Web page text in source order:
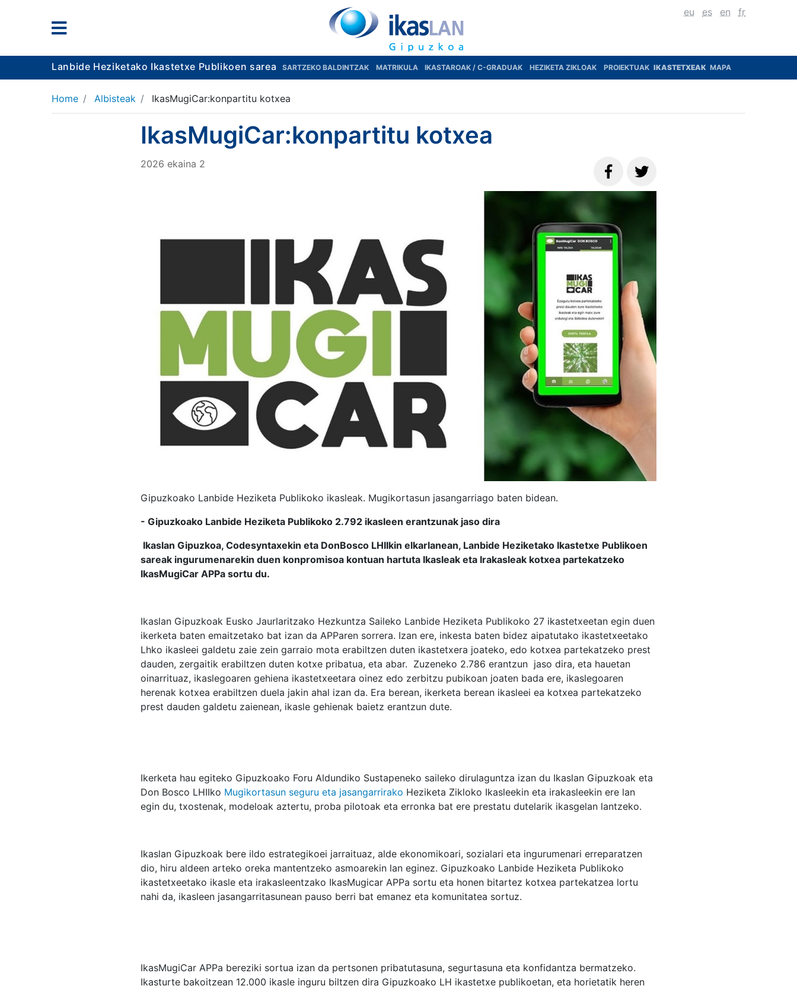
eu es en fr
Lanbide Heziketako Ikastetxe Publikoen sarea SARTZEKO BALDINTZAK MATRIKULA IKASTAROAK / C-GRADUAK HEZIKETA ZIKLOAK PROIEKTUAK IKASTETXEAK MAPA
Home Albisteak IkasMugiCar:konpartitu kotxea
IkasMugiCar:konpartitu kotxea
2026 ekaina 2
Gipuzkoako Lanbide Heziketa Publikoko ikasleak. Mugikortasun jasangarriago baten bidean.
- Gipuzkoako Lanbide Heziketa Publikoko 2.792 ikasleen erantzunak jaso dira
Ikaslan Gipuzkoa, Codesyntaxekin eta DonBosco LHIIkin elkarlanean, Lanbide Heziketako Ikastetxe Publikoen
sareak ingurumenarekin duen konpromisoa kontuan hartuta Ikasleak eta Irakasleak kotxea partekatzeko
IkasMugiCar APPa sortu du.
Ikaslan Gipuzkoak Eusko Jaurlaritzako Hezkuntza Saileko Lanbide Heziketa Publikoko 27 ikastetxeetan egin duen
ikerketa baten emaitzetako bat izan da APParen sorrera. Izan ere, inkesta baten bidez aipatutako ikastetxeetako
Lhko ikasleei galdetu zaie zein garraio mota erabiltzen duten ikastetxera joateko, edo kotxea partekatzeko prest
dauden, zergaitik erabiltzen duten kotxe pribatua, eta abar. Zuzeneko 2.786 erantzun jaso dira, eta hauetan
oinarrituaz, ikaslegoaren gehiena ikastetxeetara oinez edo zerbitzu pubikoan joaten bada ere, ikaslegoaren
herenak kotxea erabiltzen duela jakin ahal izan da. Era berean, ikerketa berean ikasleei ea kotxea partekatzeko
prest dauden galdetu zaienean, ikasle gehienak baietz erantzun dute.
Ikerketa hau egiteko Gipuzkoako Foru Aldundiko Sustapeneko saileko dirulaguntza izan du Ikaslan Gipuzkoak eta
Don Bosco LHIIko Mugikortasun seguru eta jasangarrirako Heziketa Zikloko Ikasleekin eta irakasleekin ere lan
egin du, txostenak, modeloak aztertu, proba pilotoak eta erronka bat ere prestatu dutelarik ikasgelan lantzeko.
Ikaslan Gipuzkoak bere ildo estrategikoei jarraituaz, alde ekonomikoari, sozialari eta ingurumenari erreparatzen
dio, hiru aldeen arteko oreka mantentzeko asmoarekin lan eginez. Gipuzkoako Lanbide Heziketa Publikoko
ikastetxeetako ikasle eta irakasleentzako IkasMugicar APPa sortu eta honen bitartez kotxea partekatzea lortu
nahi da, ikasleen jasangarritasunean pauso berri bat emanez eta komunitatea sortuz.
IkasMugiCar APPa bereziki sortua izan da pertsonen pribatutasuna, segurtasuna eta konfidantza bermatzeko.
Ikasturte bakoitzean 12.000 ikasle inguru biltzen dira Gipuzkoako LH ikastetxe publikoetan, eta horietatik heren